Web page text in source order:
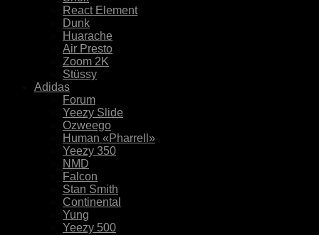
React Element
Dunk
Huarache
Air Presto
Zoom 2K
Stüssy
Adidas
Forum
Yeezy Slide
Ozweego
Human «Pharrell»
Yeezy 350
NMD
Falcon
Stan Smith
Continental
Yung
Yeezy 500